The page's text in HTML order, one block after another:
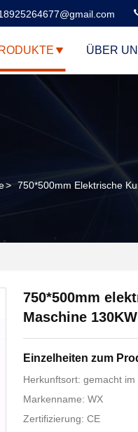
ÜBER
> 750*500mm Elektrische
750*500mm
Maschine
Einzelheiten zum
Herkunftsort: gemacht im
Markenname: WX
Zertifizierung: CE